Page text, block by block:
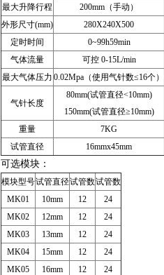
最大升降行程
200mm（手动）
外形尺寸(mm)
280X240X500
定时时间
0~99h59min
气体流量
可控 0-15L/min
最大气体压力 0.02Mpa（使用气针数≤16个）
气针长度
80mm(试管直径<10mm)
150mm(试管直径≥10mm)
重量
7KG
试管直径
16mmx45mm
可选模块：
模块型号试管直径试管数试管数
MK01
10mm 12
24
MK02
12mm 12
24
MK03
13mm 12
24
MK04
15mm 12
24
MK05
16mm 12
24